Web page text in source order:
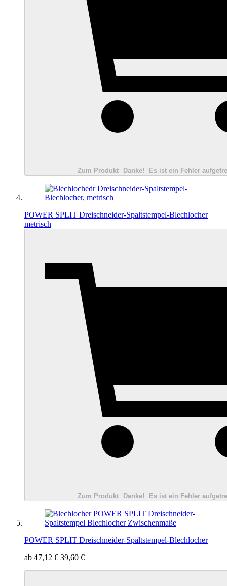
Zum Produkt Danke! Es ist ein Fehler
POWER SPLIT Dreischneider-Spaltstempel-Blechlocher
metrisch
Zum Produkt Danke! Es ist ein Fehler
POWER SPLIT Dreischneider-Spaltstempel-Blechlocher
ab 47,12 € 39,60 €